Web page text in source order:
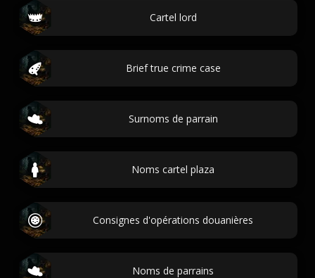
Cartel lord
Brief true crime case
Surnoms de parrain
Noms cartel plaza
Consignes d'opérations douanières
Noms de parrains